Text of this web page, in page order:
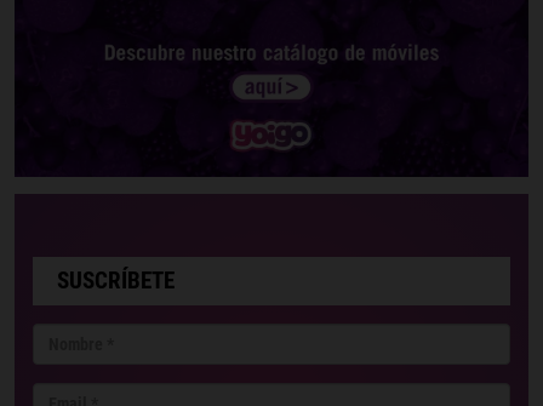
SUSCRÍBETE